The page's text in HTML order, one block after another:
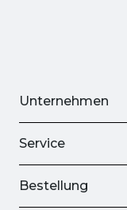
Unternehmen
Service
Bestellung